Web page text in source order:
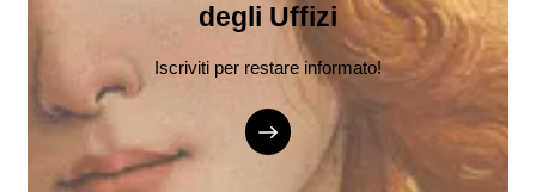
degli Uffizi
Iscriviti per restare informato!